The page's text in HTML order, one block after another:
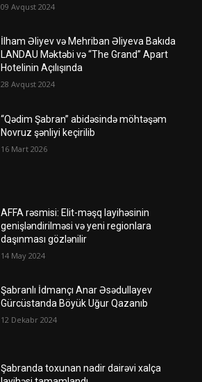
09 Avqust 2024
İlham Əliyev və Mehriban Əliyeva Bakıda
LANDAU Məktəbi və “The Grand” Apart
Hotelinin Açılışında
28 Avqust 2024
“Qədim Şabran” abidəsində möhtəşəm
Novruz şənliyi keçirilib
16 Mart 2026
AFFA rəsmisi: Elit-məşq layihəsinin
genişləndirilməsi və yeni regionlara
daşınması gözlənilir
14 May 2024
Şabranlı İdmançı Anar Əsədullayev
Gürcüstanda Böyük Uğur Qazanıb
12 Dekabr 2024
Şabranda toxunan nadir dairəvi xalça